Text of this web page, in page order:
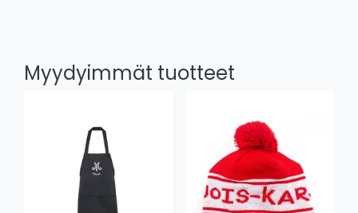
Myydyimmät tuotteet